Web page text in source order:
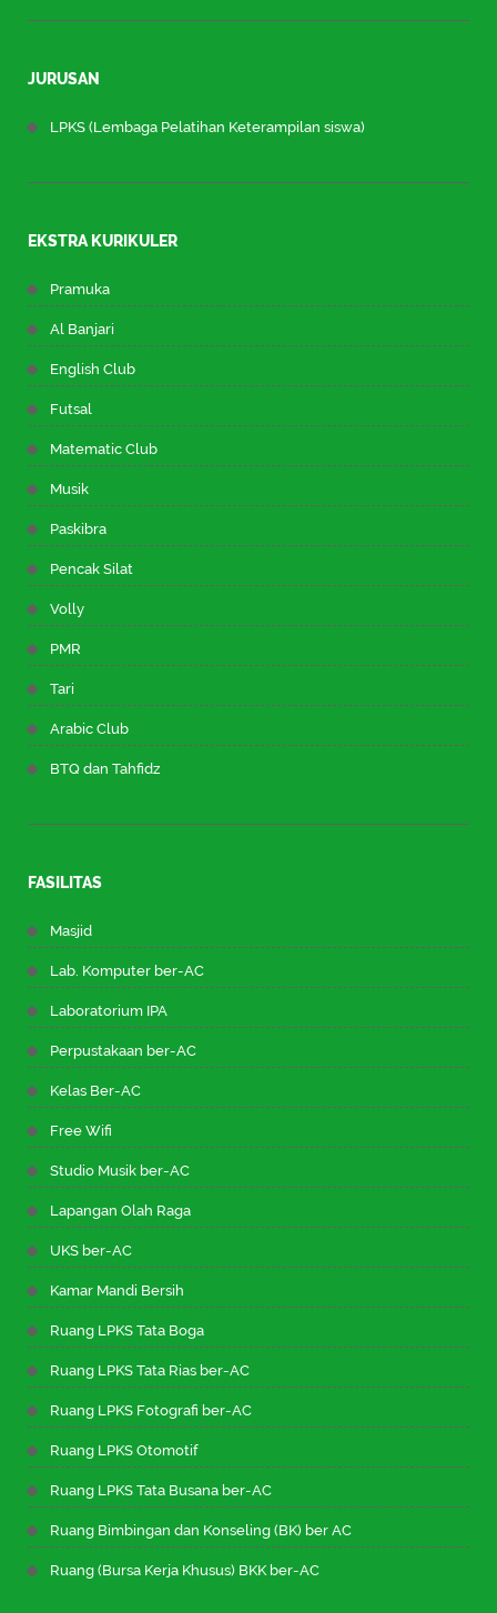
JURUSAN
LPKS (Lembaga Pelatihan Keterampilan siswa)
EKSTRA KURIKULER
Pramuka
Al Banjari
English Club
Futsal
Matematic Club
Musik
Paskibra
Pencak Silat
Volly
PMR
Tari
Arabic Club
BTQ dan Tahfidz
FASILITAS
Masjid
Lab. Komputer ber-AC
Laboratorium IPA
Perpustakaan ber-AC
Kelas Ber-AC
Free Wifi
Studio Musik ber-AC
Lapangan Olah Raga
UKS ber-AC
Kamar Mandi Bersih
Ruang LPKS Tata Boga
Ruang LPKS Tata Rias ber-AC
Ruang LPKS Fotografi ber-AC
Ruang LPKS Otomotif
Ruang LPKS Tata Busana ber-AC
Ruang Bimbingan dan Konseling (BK) ber AC
Ruang (Bursa Kerja Khusus) BKK ber-AC